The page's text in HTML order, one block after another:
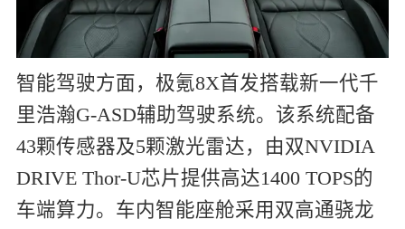
智能驾驶方面，极氪8X首发搭载新一代千
里浩瀚G-ASD辅助驾驶系统。该系统配备
43颗传感器及5颗激光雷达，由双NVIDIA
DRIVE Thor-U芯片提供高达1400 TOPS的
车端算力。车内智能座舱采用双高通骁龙